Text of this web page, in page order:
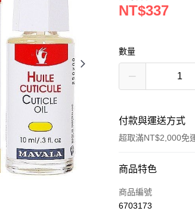
NT$337
數量
付款與運送方式
超取滿NT$2,000免
付款方式
信用卡一次付款
商品特色
商品編號
6703173